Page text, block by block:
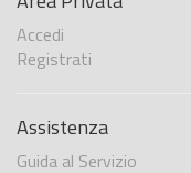
Accedi
Registrati
Assistenza
Guida al Servizio